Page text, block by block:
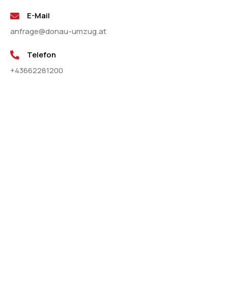
E-Mail
anfrage@donau-umzug.at
Telefon
+43662281200